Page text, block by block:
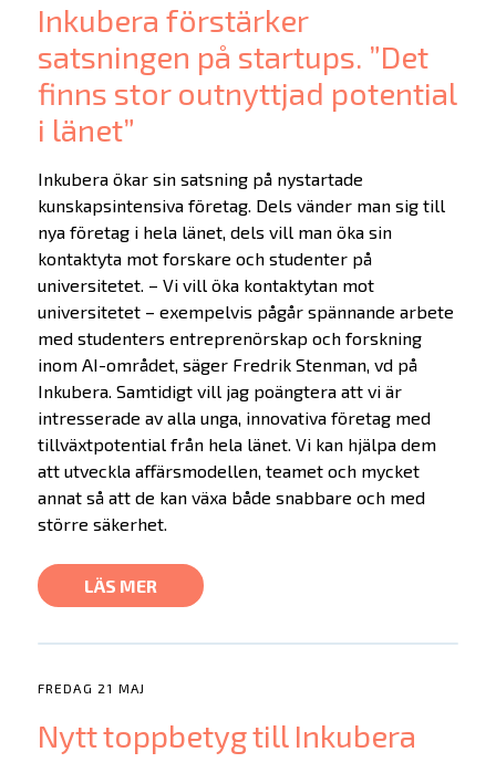
Inkubera förstärker
satsningen på startups. ”Det
finns stor outnyttjad potential
i länet”
Inkubera ökar sin satsning på nystartade
kunskapsintensiva företag. Dels vänder man sig till
nya företag i hela länet, dels vill man öka sin
kontaktyta mot forskare och studenter på
universitetet. – Vi vill öka kontaktytan mot
universitetet – exempelvis pågår spännande arbete
med studenters entreprenörskap och forskning
inom AI-området, säger Fredrik Stenman, vd på
Inkubera. Samtidigt vill jag poängtera att vi är
intresserade av alla unga, innovativa företag med
tillväxtpotential från hela länet. Vi kan hjälpa dem
att utveckla affärsmodellen, teamet och mycket
annat så att de kan växa både snabbare och med
större säkerhet.
LÄS MER
FREDAG 21 MAJ
Nytt toppbetyg till Inkubera